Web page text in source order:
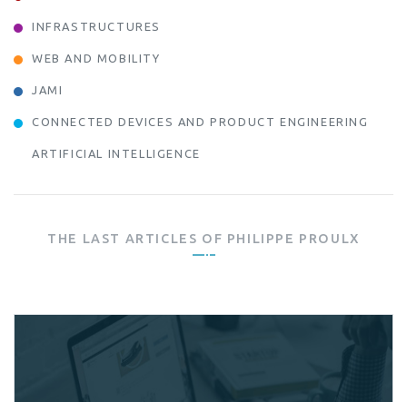
INFRASTRUCTURES
WEB AND MOBILITY
JAMI
CONNECTED DEVICES AND PRODUCT ENGINEERING
ARTIFICIAL INTELLIGENCE
THE LAST ARTICLES OF PHILIPPE PROULX